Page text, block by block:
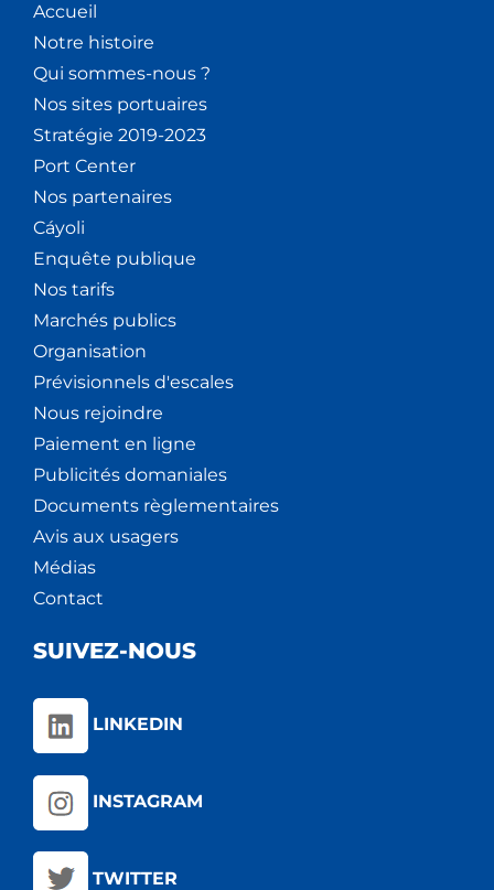
Accueil
Notre histoire
Qui sommes-nous ?
Nos sites portuaires
Stratégie 2019-2023
Port Center
Nos partenaires
Cáyoli
Enquête publique
Nos tarifs
Marchés publics
Organisation
Prévisionnels d'escales
Nous rejoindre
Paiement en ligne
Publicités domaniales
Documents règlementaires
Avis aux usagers
Médias
Contact
SUIVEZ-NOUS
LINKEDIN
INSTAGRAM
TWITTER